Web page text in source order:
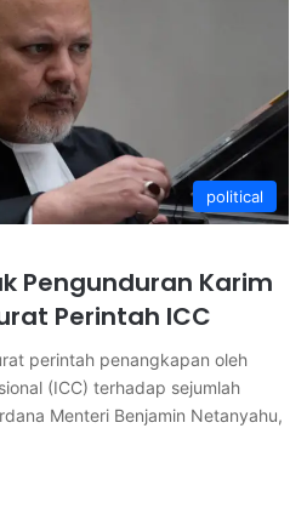
political
Pengunduran Karim
Perintah ICC
perintah penangkapan oleh
(ICC) terhadap sejumlah
Menteri Benjamin Netanyahu,